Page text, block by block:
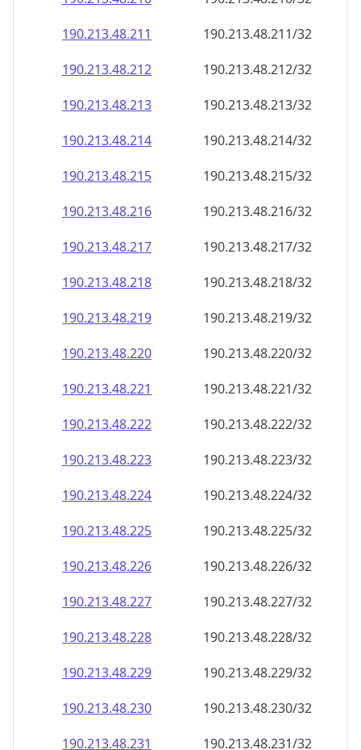
190.213.48.211
190.213.48.211/32
190.213.48.212
190.213.48.212/32
190.213.48.213
190.213.48.213/32
190.213.48.214
190.213.48.214/32
190.213.48.215
190.213.48.215/32
190.213.48.216
190.213.48.216/32
190.213.48.217
190.213.48.217/32
190.213.48.218
190.213.48.218/32
190.213.48.219
190.213.48.219/32
190.213.48.220
190.213.48.220/32
190.213.48.221
190.213.48.221/32
190.213.48.222
190.213.48.222/32
190.213.48.223
190.213.48.223/32
190.213.48.224
190.213.48.224/32
190.213.48.225
190.213.48.225/32
190.213.48.226
190.213.48.226/32
190.213.48.227
190.213.48.227/32
190.213.48.228
190.213.48.228/32
190.213.48.229
190.213.48.229/32
190.213.48.230
190.213.48.230/32
190.213.48.231
190.213.48.231/32